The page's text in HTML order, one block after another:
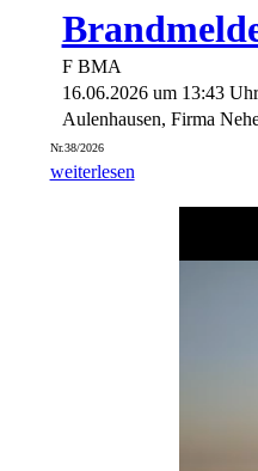
F BMA
16.06.2026 um 13:43 Uhr
Aulenhausen, Firma
Nr.38/2026
weiterlesen